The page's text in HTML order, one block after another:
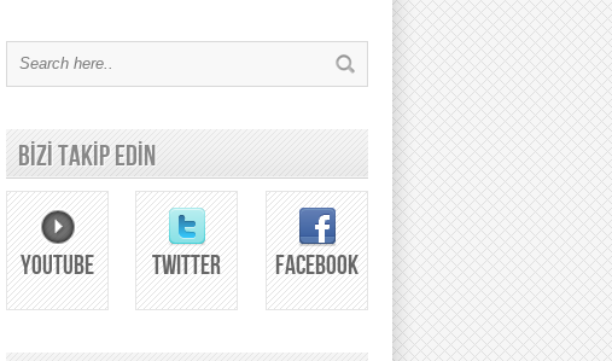
BİZİ TAKİP EDİN
YOUTUBE TWITTER FACEBOOK